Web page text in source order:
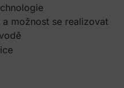
možnost se realizovat